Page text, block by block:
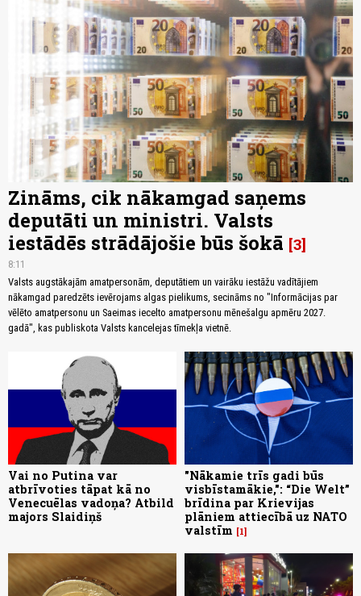
Zināms, cik nākamgad saņems
deputāti un ministri. Valsts
iestādēs strādājošie būs šokā 3
8:11
Valsts augstākajām amatpersonām, deputātiem un vairāku iestāžu vadītājiem
nākamgad paredzēts ievērojams algas pielikums, secināms no "Informācijas par
vēlēto amatpersonu un Saeimas iecelto amatpersonu mēnešalgu apmēru 2027.
gadā", kas publiskota Valsts kancelejas tīmekļa vietnē.
Vai no Putina var
atbrīvoties tāpat kā no
Venecuēlas vadoņa? Atbild
majors Slaidiņš
"Nākamie trīs gadi būs
visbīstamākie,": “Die Welt”
brīdina par Krievijas
plāniem attiecībā uz NATO
valstīm
1